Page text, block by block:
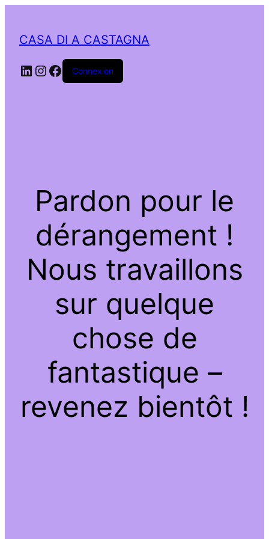
CASA DI A CASTAGNA
LinkedIn
Instagram
Facebook
Connexion
Pardon pour le
dérangement !
Nous travaillons
sur quelque
chose de
fantastique –
revenez bientôt !